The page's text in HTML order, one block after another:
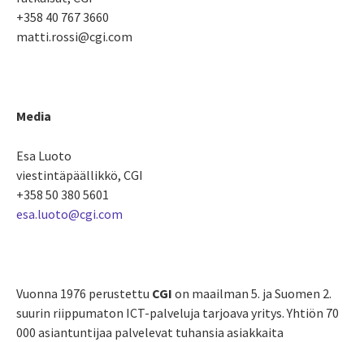
+358 40 767 3660
matti.rossi@cgi.com
Media
Esa Luoto
viestintäpäällikkö, CGI
+358 50 380 5601
esa.luoto@cgi.com
Vuonna 1976 perustettu CGI on maailman 5. ja Suomen 2.
suurin riippumaton ICT-palveluja tarjoava yritys. Yhtiön 70
000 asiantuntijaa palvelevat tuhansia asiakkaita